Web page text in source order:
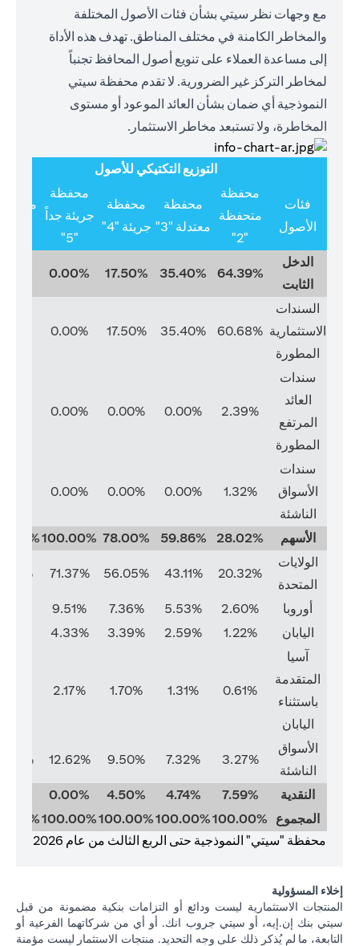
مع وجهات نظر سيتي بشأن فئات الأصول المختلفة
والمخاطر الكامنة في مختلف المناطق. تهدف هذه الأداة
إلى مساعدة العملاء على تنويع أصول المحافظ تجنباً
لمخاطر التركز غير الضرورية. لا تقدم محفظة سيتي
النموذجية أي ضمان بشأن العائد الموعود أو مستوى
المخاطرة، ولا تستبعد مخاطر الاستثمار.
التوزيع التكتيكي للأصول
فئات
الأصول
محفظة
متحفظة
"2"
محفظة
معتدلة "3"
محفظة
جريئة "4"
محفظة
جريئة جداً
"5"
الدخل
الثابت
64.39%
35.40%
17.50%
0.00%
السندات
الاستثمارية
المطورة
60.68%
35.40%
17.50%
0.00%
سندات
العائد
المرتفع
المطورة
2.39%
0.00%
0.00%
0.00%
سندات
الأسواق
الناشئة
1.32%
0.00%
0.00%
0.00%
الأسهم 28.02%
59.86%
78.00%
100.00%
الولايات
المتحدة
20.32%
43.11%
56.05%
71.37%
أوروبا 2.60%
5.53%
7.36%
9.51%
اليابان
1.22%
2.59%
3.39%
4.33%
آسيا
المتقدمة
باستثناء
اليابان
0.61%
1.31%
1.70%
2.17%
الأسواق
الناشئة
3.27%
7.32%
9.50%
12.62%
النقدية 7.59%
4.74%
4.50%
0.00%
المجموع
100.00%
100.00%
100.00%
100.00%
محفظة "سيتي" النموذجية حتى الربع الثالث من عام 2026
إخلاء المسؤولية
المنتجات الاستثمارية ليست ودائع أو التزامات بنكية مضمونة من قبل
سيتي بنك إن.إيه، أو سيتي جروب انك. أو أي من شركاتهما الفرعية أو
التابعة، ما لم يُذكر ذلك على وجه التحديد. منتجات الاستثمار ليست مؤمنة